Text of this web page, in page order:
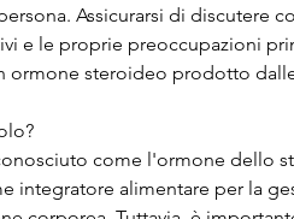
Assicurarsi di discutere
e le proprie preoccupazioni
ormone steroideo prodotto
come l'ormone dello
integratore alimentare per la